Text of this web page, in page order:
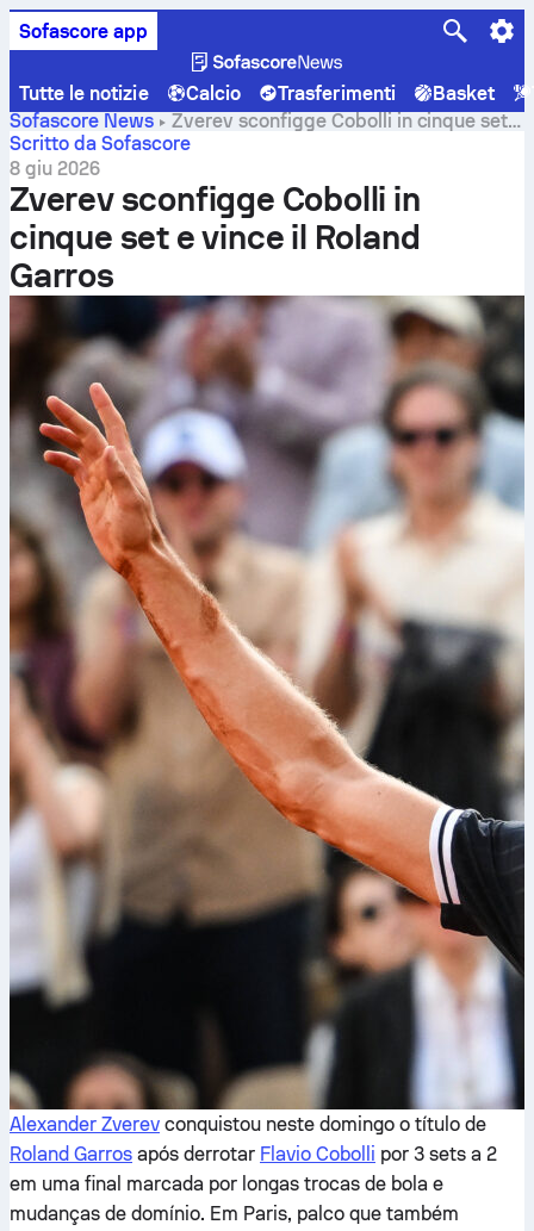
Sofascore app
Tutte le notizie Calcio Trasferimenti Basket
Sofascore News
Zverev sconfigge Cobolli in cinque set e
vince il Roland Garros
Scritto da Sofascore
8 giu 2026
Zverev sconfigge Cobolli in
cinque set e vince il Roland
Garros
Alexander Zverev conquistou neste domingo o título de
Roland Garros após derrotar Flavio Cobolli por 3 sets a 2
em uma final marcada por longas trocas de bola e
mudanças de domínio. Em Paris, palco que também